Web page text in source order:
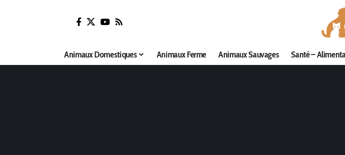
Animaux Domestiques Animaux Ferme Animaux Sauvages Santé –